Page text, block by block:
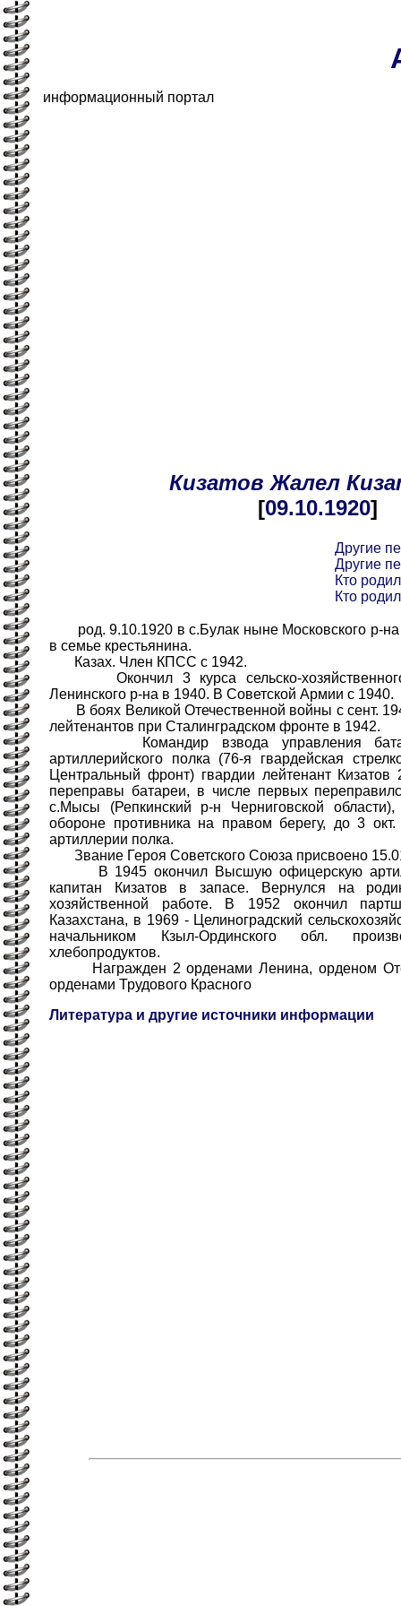
информационный портал
Кизатов Жалел
[09.10.1920]
Другие
Другие
Кто
Кто
род. 9.10.1920 в с.Булак ныне Московского р-на
в семье крестьянина.
Казах. Член КПСС с 1942.
Окончил 3 курса сельско-хозяйственного
Ленинского р-на в 1940. В Советской Армии с 1940.
В боях Великой Отечественной войны с сент.
лейтенантов при Сталинградском фронте в 1942.
Командир взвода управления батареи
артиллерийского полка (76-я гвардейская
Центральный фронт) гвардии лейтенант Кизатов
переправы батареи, в числе первых
с.Мысы (Репкинский р-н Черниговской
обороне противника на правом берегу, до 3 окт.
артиллерии полка.
Звание Героя Советского Союза присвоено
В 1945 окончил Высшую офицерскую
капитан Кизатов в запасе. Вернулся на
хозяйственной работе. В 1952 окончил
Казахстана, в 1969 - Целиноградский
начальником Кзыл-Ординского обл.
хлебопродуктов.
Награжден 2 орденами Ленина, орденом
орденами Трудового Красного
Литература и другие источники информации